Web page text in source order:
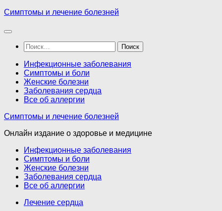
Перейти
содержимому
Симптомы и лечение болезней
Найти:
Инфекционные заболевания
Симптомы и боли
Женские болезни
Заболевания сердца
Все об аллергии
Симптомы и лечение болезней
Онлайн издание о здоровье и медицине
Инфекционные заболевания
Симптомы и боли
Женские болезни
Заболевания сердца
Все об аллергии
Лечение сердца